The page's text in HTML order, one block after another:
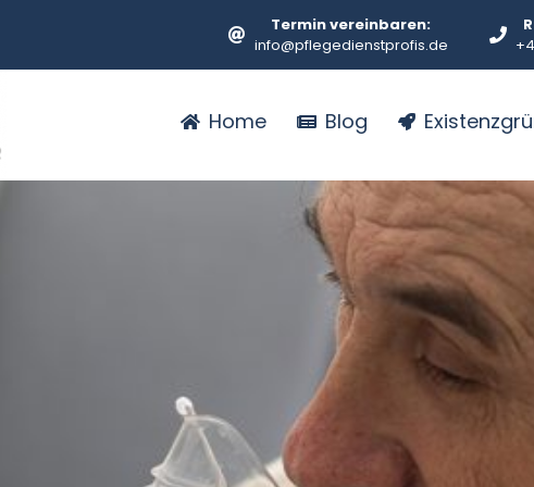
Termin vereinbaren:
info@pflegedienstprofis.de
Home Blog